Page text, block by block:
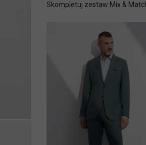
Skompletuj zestaw Mix &